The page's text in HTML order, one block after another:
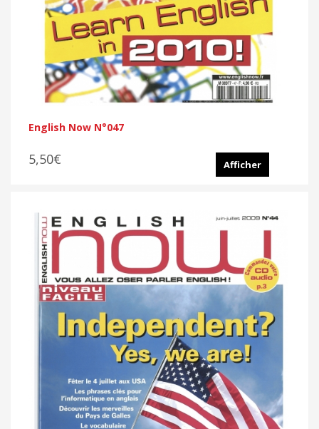
English Now N°047
5,50€ Afficher